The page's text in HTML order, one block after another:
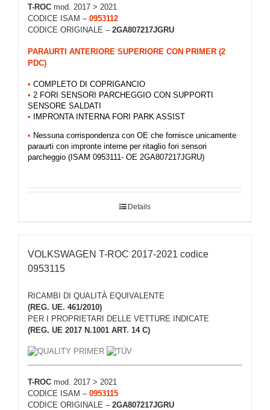
T-ROC mod. 2017 > 2021
CODICE ISAM – 0953112
CODICE ORIGINALE – 2GA807217JGRU
PARAURTI ANTERIORE SUPERIORE CON PRIMER (2
PDC)
• COMPLETO DI COPRIGANCIO
• 2 FORI SENSORI PARCHEGGIO CON SUPPORTI
SENSORE SALDATI
•
IMPRONTA INTERNA FORI PARK ASSIST
• Nessuna corrispondenza con OE che fornisce unicamente
paraurti con impronte interne per ritaglio fori sensori
parcheggio (ISAM 0953111- OE 2GA807217JGRU)
Details
VOLKSWAGEN T-ROC 2017-2021 codice
0953115
RICAMBI DI QUALITÀ EQUIVALENTE
(REG. UE. 461/2010)
PER I PROPRIETARI DELLE VETTURE INDICATE
(REG. UE 2017 N.1001 ART. 14 C)
T-ROC mod. 2017 > 2021
CODICE ISAM – 0953115
CODICE ORIGINALE – 2GA807217JGRU